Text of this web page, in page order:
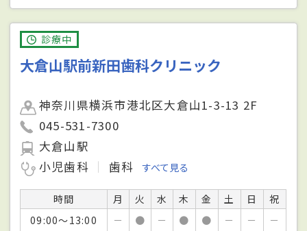
診療中
大倉山駅前新田歯科クリニック
神奈川県横浜市港北区大倉山1-3-13 2F
045-531-7300
大倉山駅
小児歯科
歯科 すべて見る
時間 月 火 水 木 金 土 日
祝
09:00～13:00
－ ● － ● ● － －
－